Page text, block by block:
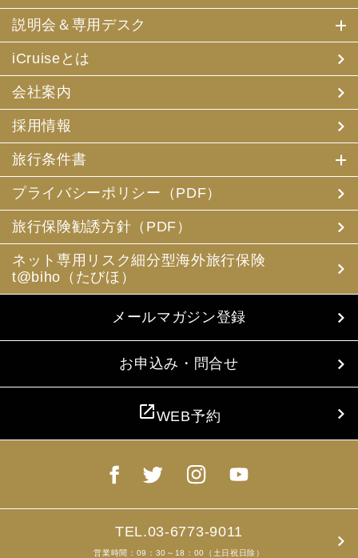
(1) 当社は、お申込みいただいた旅行サービスの手配及び
それらのサービスの受領のための手続に必要な範囲内、ま
保険の手続き上必要な範囲内で、それら運送・宿泊機関、
保険会社等に対し、お客様の氏名、性別、年齢、住所、電
話番号またはメールアドレス、パスポート番号、クレジッ
トカード番号を電磁的方法等で送付することにより提供い
(2) 当社は、旅行先でのお客様のお買い物等の便宜のた
め、当社の保有するお客様の個人データを土産物店に提供
することがあります。この場合、お客様の氏名、パスポー
ト番号及び搭乗される航空便名等に係る個人データを、予
め電磁的方法等で送付することによって提供いたします。
お客様の旅行中の連絡先の方の個人情報をお伺いすること
があります。この個人情報は、お客様に疾病等があった場
合で連絡先の方へ連絡の必要があると当社が認めた場合に
使用させていただきます。お客様は、連絡先の方の個人情
報を当社らに提供することについて連絡先の方の同意を得
るものとします。
4. お客様個人情報の収集・利用について
当社は、お客様の個人情報を収集、利用するにあたり、以
下の取扱いをしておりますことを予めご承知おき願いま
(1) 収集目的、利用範囲をパンフレット、お申込書に明示
(2) お客様の同意がない限り、収集目的以外に使用いたし
し、同意を得ます。
(4) お客様が未成年者の場合、親権者の同意を得ます。
た、お申込のあった旅行の手配及び旅程の管理のために、
以下の当社のグループ企業とお客様情報を共有する場合が
ありますが、厳重に管理・保管いたします。
説明会＆専用デスク
iCruiseとは
会社案内
採用情報
旅行条件書
プライバシーポリシー（PDF）
旅行保険勧誘方針（PDF）
ネット専用リスク細分型海外旅行保険
t@biho（たびほ）
メールマガジン登録
お申込み・問合せ
open_in_newWEB予約
TEL.03-6773-9011
営業時間：09：30～18：00（土日祝日除）